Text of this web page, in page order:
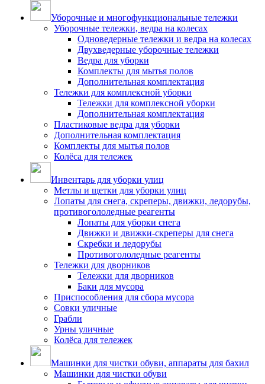
Уборочные и многофункциональные тележки
Уборочные тележки, ведра на колесах
Одноведерные тележки и ведра на колесах
Двухведерные уборочные тележки
Ведра для уборки
Комплекты для мытья полов
Дополнительная комплектация
Тележки для комплексной уборки
Тележки для комплексной уборки
Дополнительная комплектация
Пластиковые ведра для уборки
Дополнительная комплектация
Комплекты для мытья полов
Колёса для тележек
Инвентарь для уборки улиц
Метлы и щетки для уборки улиц
Лопаты для снега, скреперы, движки, ледорубы,
противогололедные реагенты
Лопаты для уборки снега
Движки и движки-скреперы для снега
Скребки и ледорубы
Противогололедные реагенты
Тележки для дворников
Тележки для дворников
Баки для мусора
Приспособления для сбора мусора
Совки уличные
Грабли
Урны уличные
Колёса для тележек
Машинки для чистки обуви, аппараты для бахил
Машинки для чистки обуви